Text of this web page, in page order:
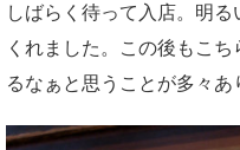
しばらく待って入店。明
くれました。この後もこ
るなぁと思うことが多々あ